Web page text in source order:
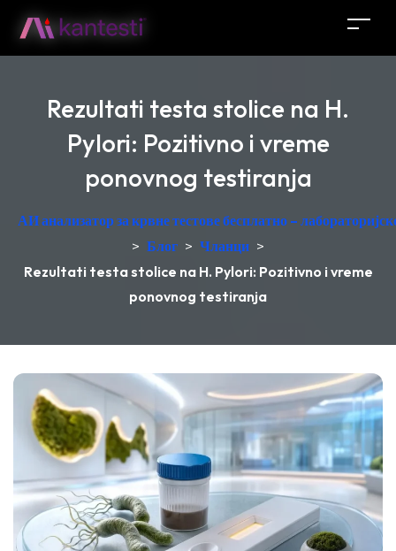
Rezultati testa stolice na H.
Pylori: Pozitivno i vreme
ponovnog testiranja
АИ анализатор за крвне тестове бесплатно –
> Блог > Чланци >
Rezultati testa stolice na H. Pylori: Pozitivno i vreme
ponovnog testiranja